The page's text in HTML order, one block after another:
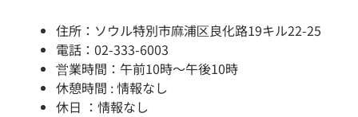
住所：ソウル特別市麻浦区良化路19キル22-25
電話：02-333-6003
営業時間：午前10時～午後10時
休憩時間 : 情報なし
休日 ：情報なし